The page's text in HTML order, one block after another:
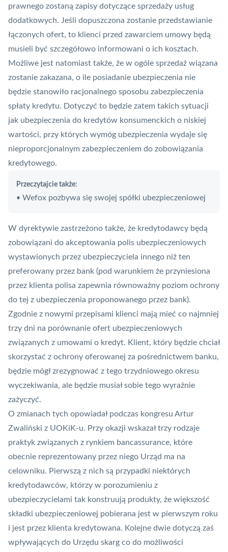
prawnego zostaną zapisy dotyczące sprzedaży usług
dodatkowych. Jeśli dopuszczona zostanie przedstawianie
łączonych ofert, to klienci przed zawarciem umowy będą
musieli być szczegółowo informowani o ich kosztach.
Możliwe jest natomiast także, że w ogóle sprzedaż wiązana
zostanie zakazana, o ile posiadanie ubezpieczenia nie
będzie stanowiło racjonalnego sposobu zabezpieczenia
spłaty kredytu. Dotyczyć to będzie zatem takich sytuacji
jak ubezpieczenia do kredytów konsumenckich o niskiej
wartości, przy których wymóg ubezpieczenia wydaje się
nieproporcjonalnym zabezpieczeniem do zobowiązania
kredytowego.
Przeczytajcie także:
• Wefox pozbywa się swojej spółki ubezpieczeniowej
W dyrektywie zastrzeżono także, że kredytodawcy będą
zobowiązani do akceptowania polis ubezpieczeniowych
wystawionych przez ubezpieczyciela innego niż ten
preferowany przez bank (pod warunkiem że przyniesiona
przez klienta polisa zapewnia równoważny poziom ochrony
do tej z ubezpieczenia proponowanego przez bank).
Zgodnie z nowymi przepisami klienci mają mieć co najmniej
trzy dni na porównanie ofert ubezpieczeniowych
związanych z umowami o kredyt. Klient, który będzie chciał
skorzystać z ochrony oferowanej za pośrednictwem banku,
będzie mógł zrezygnować z tego trzydniowego okresu
wyczekiwania, ale będzie musiał sobie tego wyraźnie
zażyczyć.
O zmianach tych opowiadał podczas kongresu Artur
Zwaliński z UOKiK-u. Przy okazji wskazał trzy rodzaje
praktyk związanych z rynkiem bancassurance, które
obecnie reprezentowany przez niego Urząd ma na
celowniku. Pierwszą z nich są przypadki niektórych
kredytodawców, którzy w porozumieniu z
ubezpieczycielami tak konstruują produkty, że większość
składki ubezpieczeniowej pobierana jest w pierwszym roku
i jest przez klienta kredytowana. Kolejne dwie dotyczą zaś
wpływających do Urzędu skarg co do możliwości